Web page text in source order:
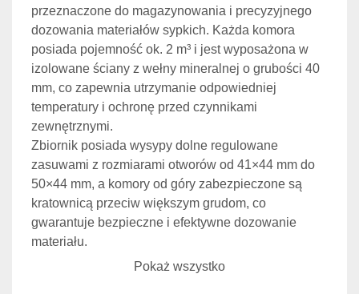
przeznaczone do magazynowania i precyzyjnego
dozowania materiałów sypkich. Każda komora
posiada pojemność ok. 2 m³ i jest wyposażona w
izolowane ściany z wełny mineralnej o grubości 40
mm, co zapewnia utrzymanie odpowiedniej
temperatury i ochronę przed czynnikami
zewnętrznymi.
Zbiornik posiada wysypy dolne regulowane
zasuwami z rozmiarami otworów od 41×44 mm do
50×44 mm, a komory od góry zabezpieczone są
kratownicą przeciw większym grudom, co
gwarantuje bezpieczne i efektywne dozowanie
materiału.
Pod każdą komorą znajduje się podajnik wibracyjny
Pokaż wszystko